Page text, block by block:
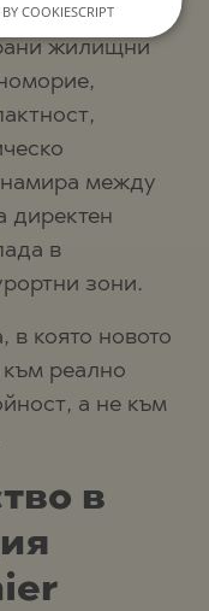
от най-
жилищни
между
директен
в
зони.
в която новото
към реално
а не към
в
COOKIESCRIPT